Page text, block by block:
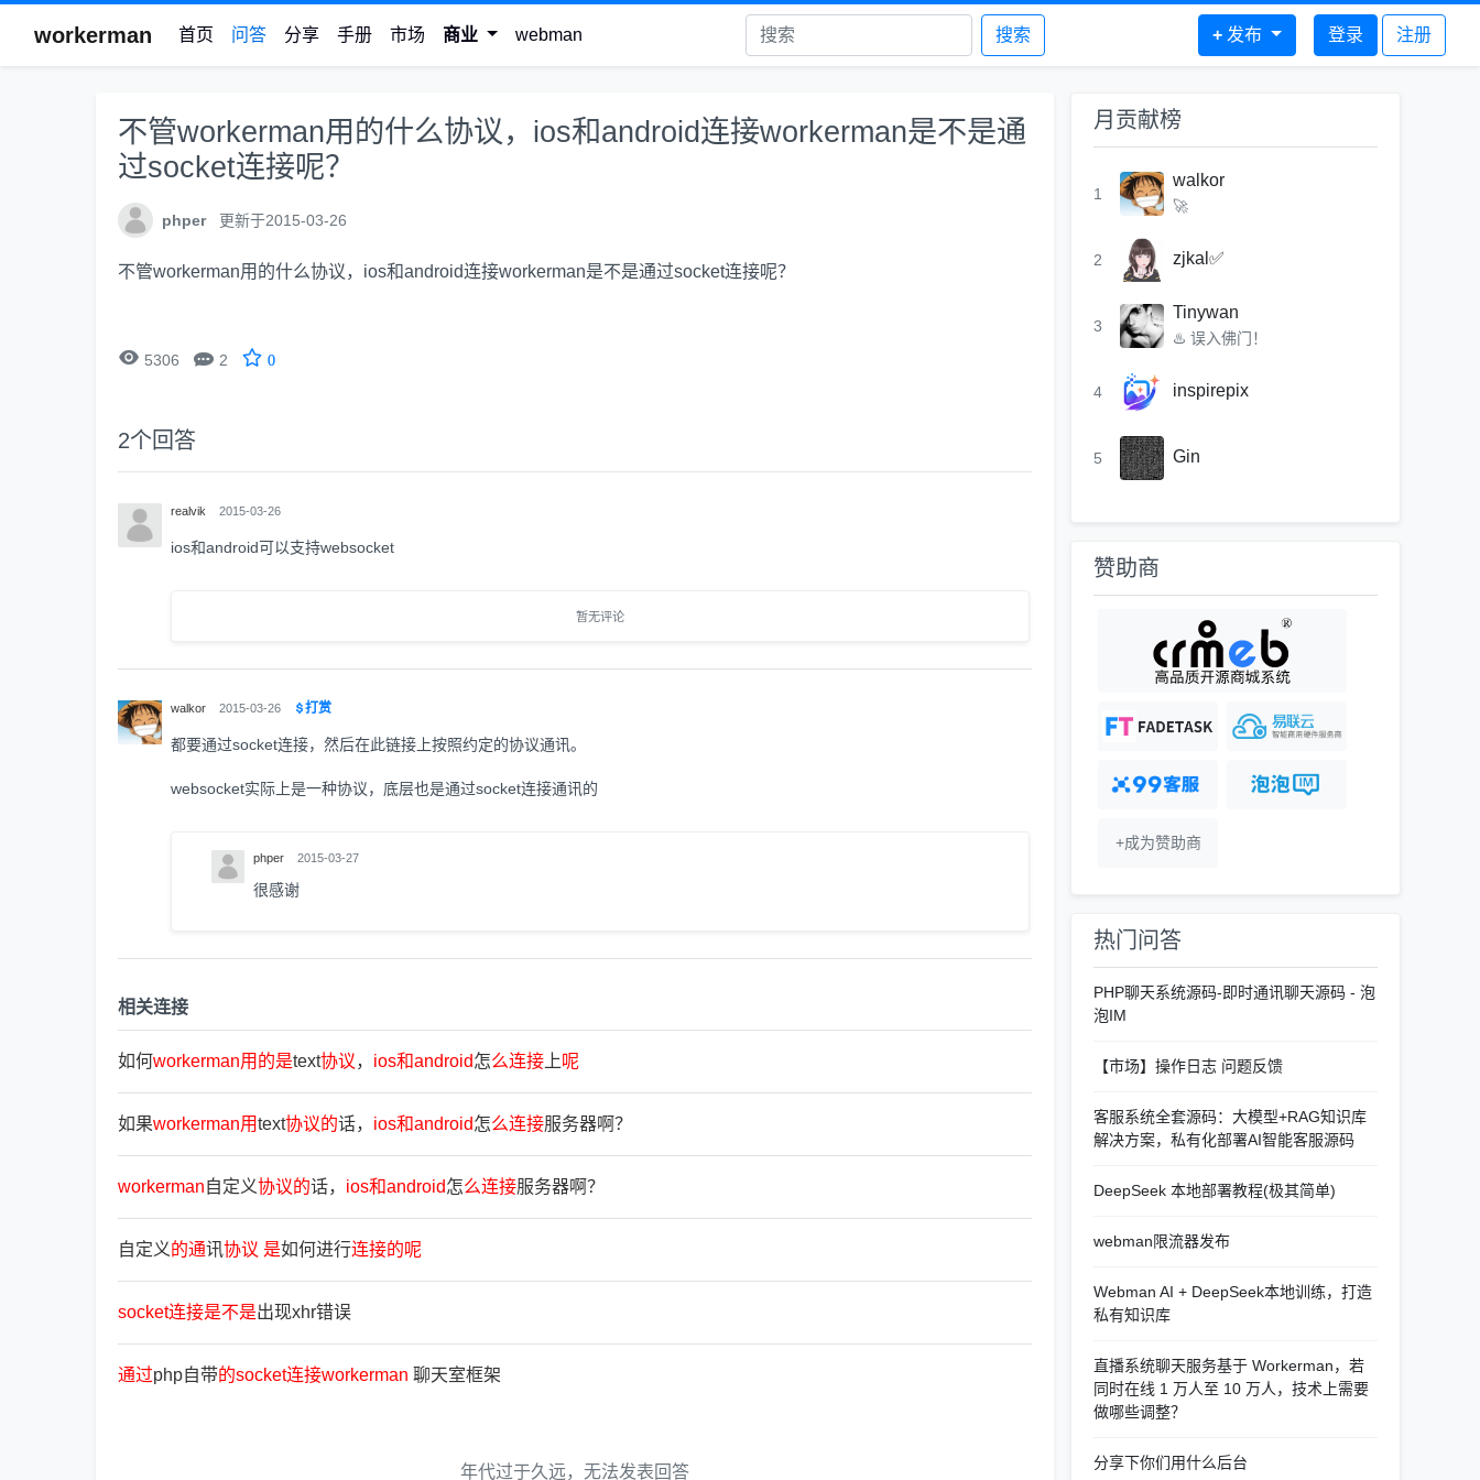
workerman 首页 问答 分享 手册 市场 商业 webman 搜索 + 发布 登录 注册
不管workerman用的什么协议，ios和android连接workerman是不是通
过socket连接呢？
phper 更新于2015-03-26
不管workerman用的什么协议，ios和android连接workerman是不是通过socket连接呢？
 5306  2 0
2个回答
realvik 2015-03-26
ios和android可以支持websocket
暂无评论
walkor 2015-03-26 打赏
都要通过socket连接，然后在此链接上按照约定的协议通讯。
websocket实际上是一种协议，底层也是通过socket连接通讯的
phper 2015-03-27
很感谢
相关连接
如何workerman用 的是text协议， ios和android怎么连接 上 呢
如果workerman用text协议的话， ios和android怎么连接服务器啊？
workerman自定义协议的话， ios和android怎么连接服务器啊？
自定义的通讯协议 是如何进行连接的呢
socket连接是不是出现xhr错误
通过php自带的socket连接workerman 聊天室框架
年代过于久远，无法发表回答
月贡献榜
1
walkor
🚀
2 zjkal✅
3
Tinywan
♨️ 误入佛门！
4 inspirepix
5 Gin
赞助商
+成为赞助商
热门问答
PHP聊天系统源码-即时通讯聊天源码 - 泡
泡IM
【市场】操作日志 问题反馈
客服系统全套源码：大模型+RAG知识库
解决方案，私有化部署AI智能客服源码
DeepSeek 本地部署教程(极其简单)
webman限流器发布
Webman AI + DeepSeek本地训练，打造
私有知识库
直播系统聊天服务基于 Workerman，若
同时在线 1 万人至 10 万人，技术上需要
做哪些调整？
分享下你们用什么后台